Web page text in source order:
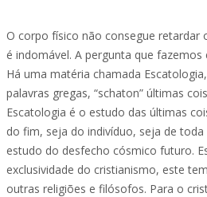
O corpo físico não consegue
é indomável. A pergunta que
Há uma matéria chamada
palavras gregas, “schaton” últimas
Escatologia é o estudo das últimas
do fim, seja do indivíduo, seja de toda
estudo do desfecho cósmico futuro.
exclusividade do cristianismo, este
outras religiões e filósofos. Para o